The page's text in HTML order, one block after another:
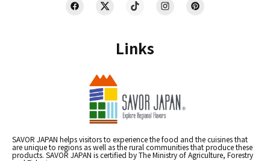
Links
SAVOR JAPAN helps visitors to experience the food and the cuisines that
are unique to regions as well as the rural communities that produce these
products. SAVOR JAPAN is certified by The Ministry of Agriculture, Forestry